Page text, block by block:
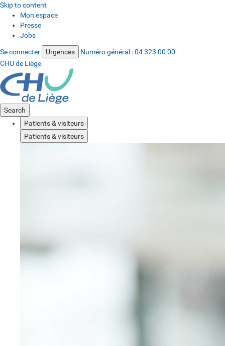
Skip to content
Mon espace
Presse
Jobs
Se connecter Urgences Numéro général :04 323 00 00
CHU de Liège
Search
Patients & visiteurs
Patients & visiteurs